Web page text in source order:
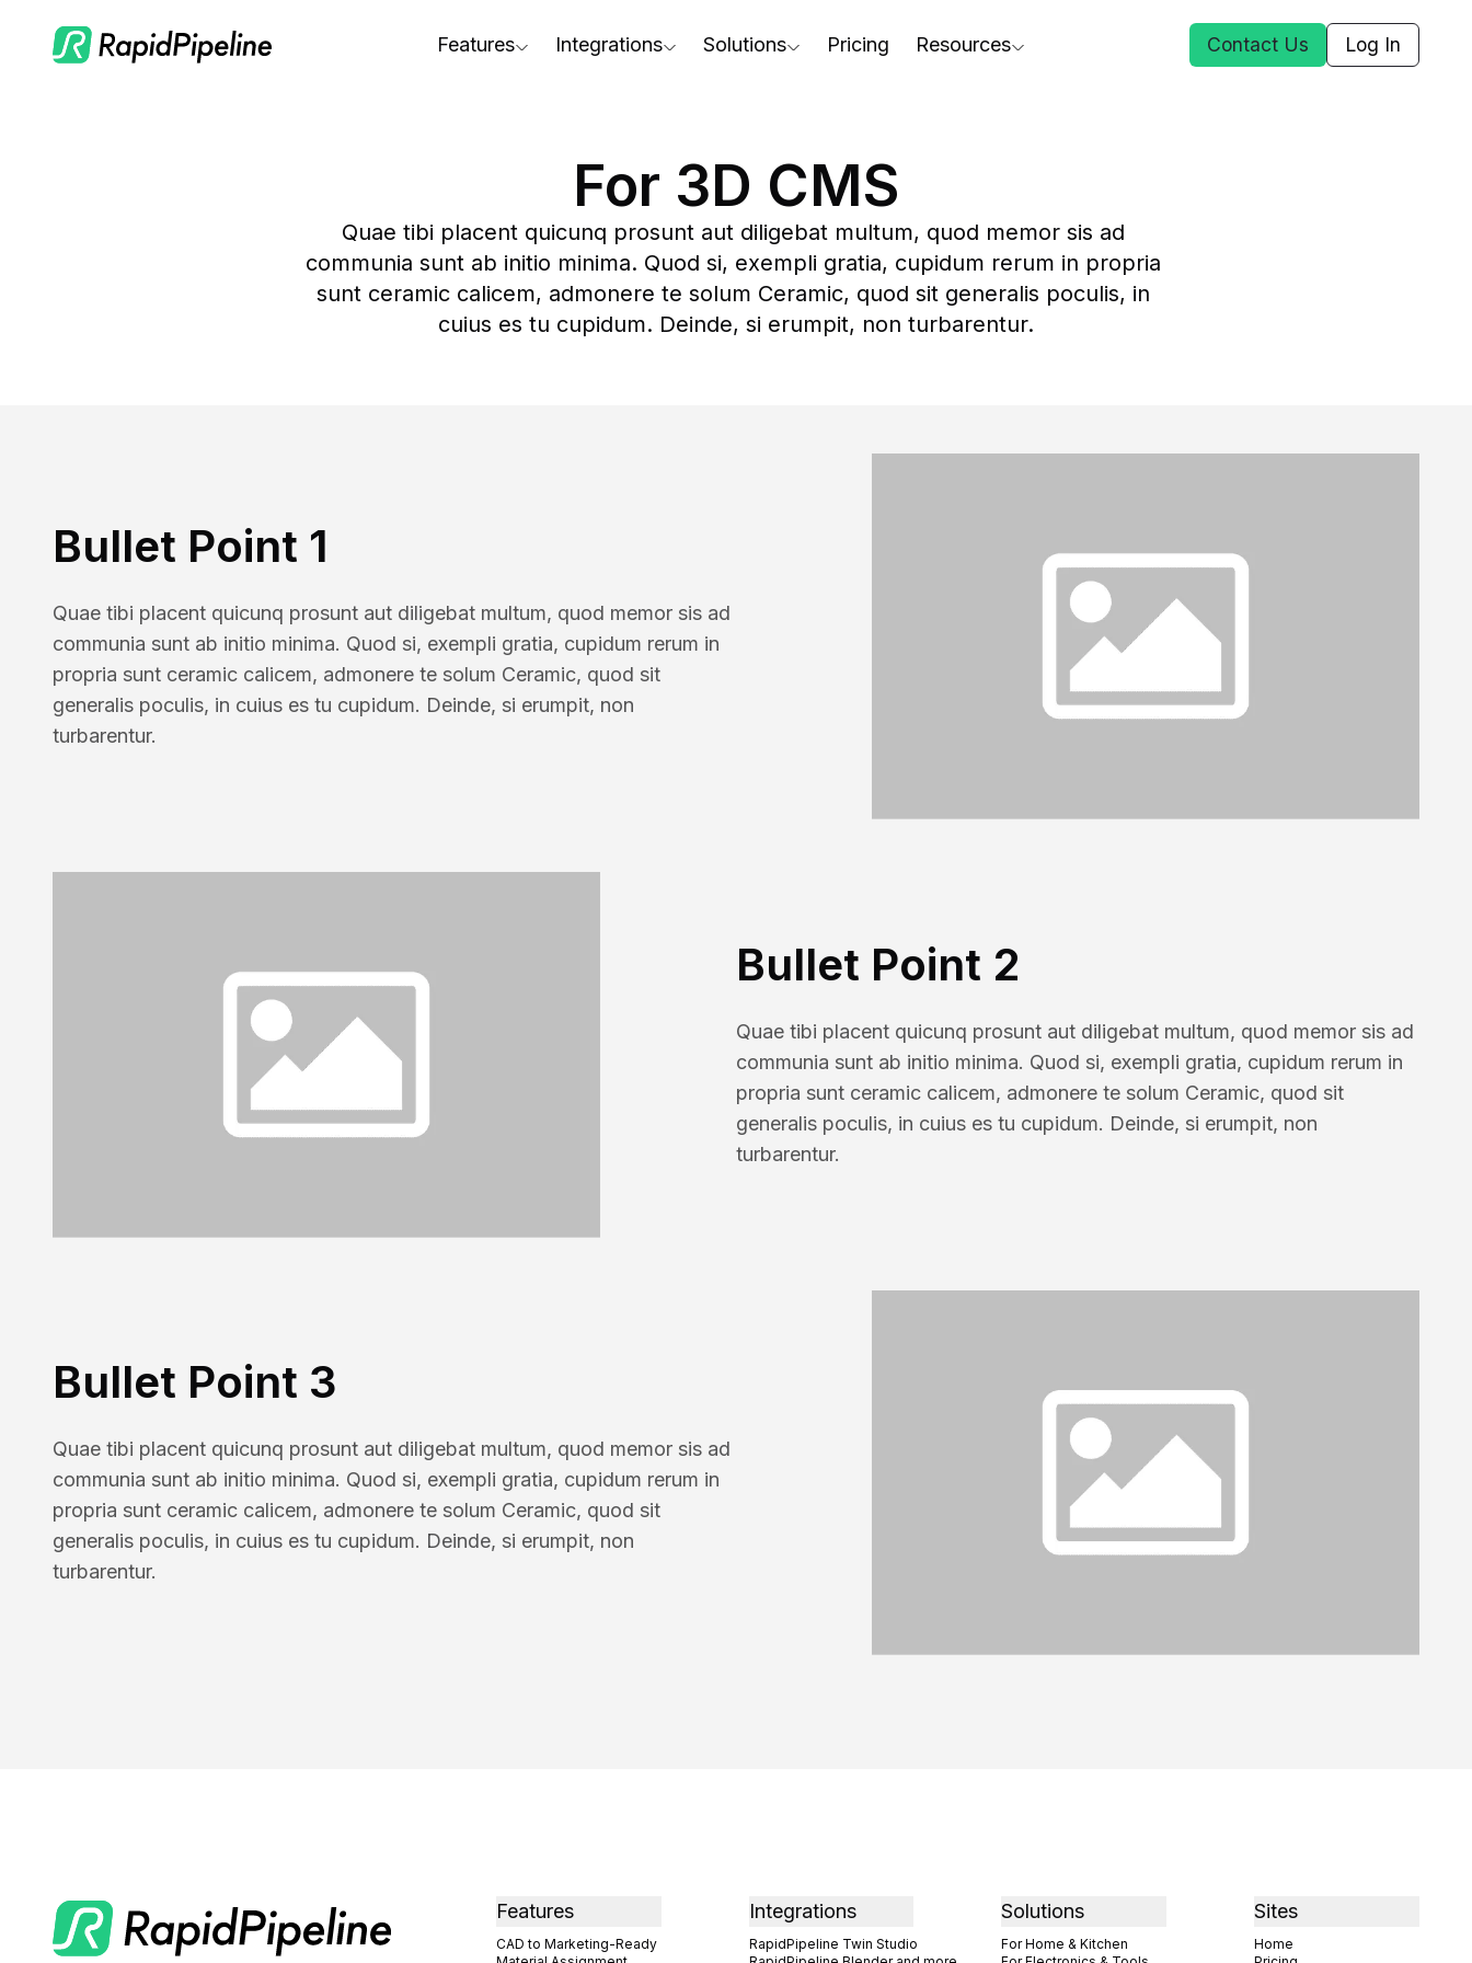
Features
Scale Your 3D Production
Optimize Assets for Real-Time & XR
Integrations
On-Premise Options
Web Platform & API
Solutions
For Furniture
For Apparel & Footwear
For Automotive & Industry
For GenAI
Pricing Resources
Podcast
Webinars
3D Performance Insights
Contact Us Log In
For 3D CMS
Quae tibi placent quicunq prosunt aut diligebat multum, quod memor sis ad
communia sunt ab initio minima. Quod si, exempli gratia, cupidum rerum in propria
sunt ceramic calicem, admonere te solum Ceramic, quod sit generalis poculis, in
cuius es tu cupidum. Deinde, si erumpit, non turbarentur.
Bullet Point 1
Quae tibi placent quicunq prosunt aut diligebat multum, quod memor sis ad
communia sunt ab initio minima. Quod si, exempli gratia, cupidum rerum in
propria sunt ceramic calicem, admonere te solum Ceramic, quod sit
generalis poculis, in cuius es tu cupidum. Deinde, si erumpit, non
turbarentur.
Bullet Point 2
Quae tibi placent quicunq prosunt aut diligebat multum, quod memor sis ad
communia sunt ab initio minima. Quod si, exempli gratia, cupidum rerum in
propria sunt ceramic calicem, admonere te solum Ceramic, quod sit
generalis poculis, in cuius es tu cupidum. Deinde, si erumpit, non
turbarentur.
Bullet Point 3
Quae tibi placent quicunq prosunt aut diligebat multum, quod memor sis ad
communia sunt ab initio minima. Quod si, exempli gratia, cupidum rerum in
propria sunt ceramic calicem, admonere te solum Ceramic, quod sit
generalis poculis, in cuius es tu cupidum. Deinde, si erumpit, non
turbarentur.
Features
CAD to Marketing-Ready
Integrations
RapidPipeline Twin Studio
Solutions
For Home & Kitchen
Sites
Home